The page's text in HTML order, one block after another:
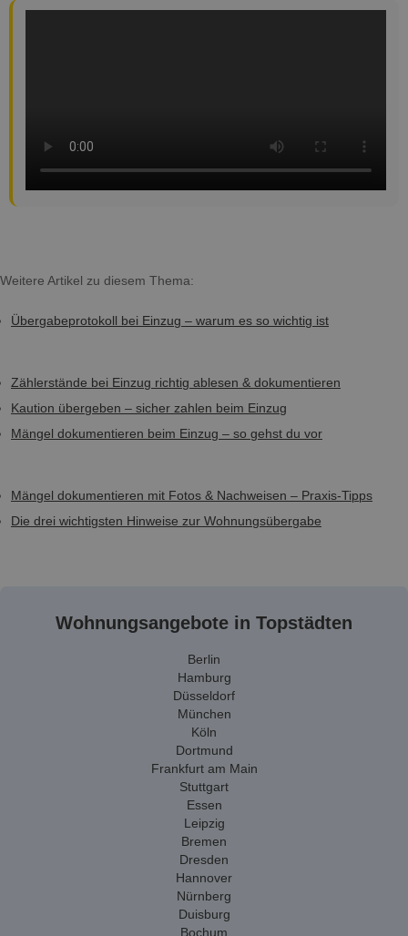
Weitere Artikel zu diesem Thema:
Übergabeprotokoll bei Einzug – warum es so wichtig ist
Zählerstände bei Einzug richtig ablesen & dokumentieren
Kaution übergeben – sicher zahlen beim Einzug
Mängel dokumentieren beim Einzug – so gehst du vor
Mängel dokumentieren mit Fotos & Nachweisen – Praxis-Tipps
Die drei wichtigsten Hinweise zur Wohnungsübergabe
Wohnungsangebote in Topstädten
Berlin
Hamburg
Düsseldorf
München
Köln
Dortmund
Frankfurt am Main
Stuttgart
Essen
Leipzig
Bremen
Dresden
Hannover
Nürnberg
Duisburg
Bochum